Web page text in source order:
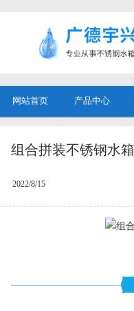
网站首页 产品中心
组合拼装不锈钢水箱
2022/8/15